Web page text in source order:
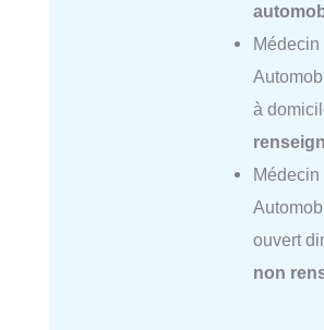
Médecin
à
Médecin
ouvert
non